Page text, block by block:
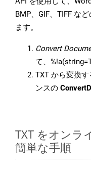
BMP、GIF、TIFF な
ます。
Convert
て、
TXT から変換
ンスの
TXT をオンラ
簡単な手順